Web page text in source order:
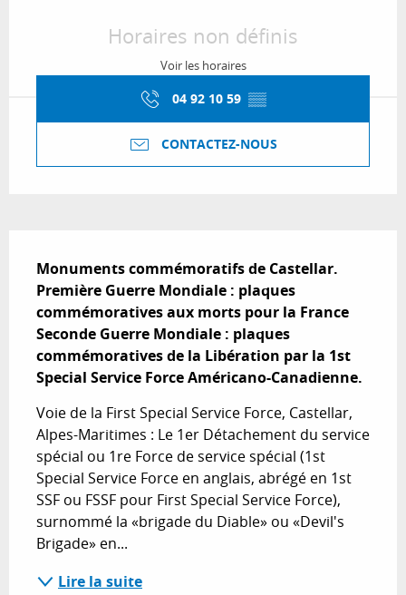
Horaires non définis
Voir les horaires
04 92 10 59 ▒▒
CONTACTEZ-NOUS
Monuments commémoratifs de Castellar.
Première Guerre Mondiale : plaques
commémoratives aux morts pour la France
Seconde Guerre Mondiale : plaques
commémoratives de la Libération par la 1st
Special Service Force Américano-Canadienne.
Voie de la First Special Service Force, Castellar,
Alpes-Maritimes : Le 1er Détachement du service
spécial ou 1re Force de service spécial (1st
Special Service Force en anglais, abrégé en 1st
SSF ou FSSF pour First Special Service Force),
surnommé la «brigade du Diable» ou «Devil's
Brigade» en...
Lire la suite